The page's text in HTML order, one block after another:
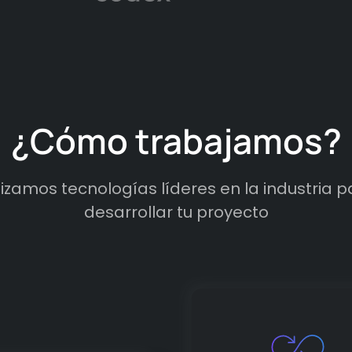
¿Cómo trabajamos?
tecnologías líderes en la industria
desarrollar tu proyecto